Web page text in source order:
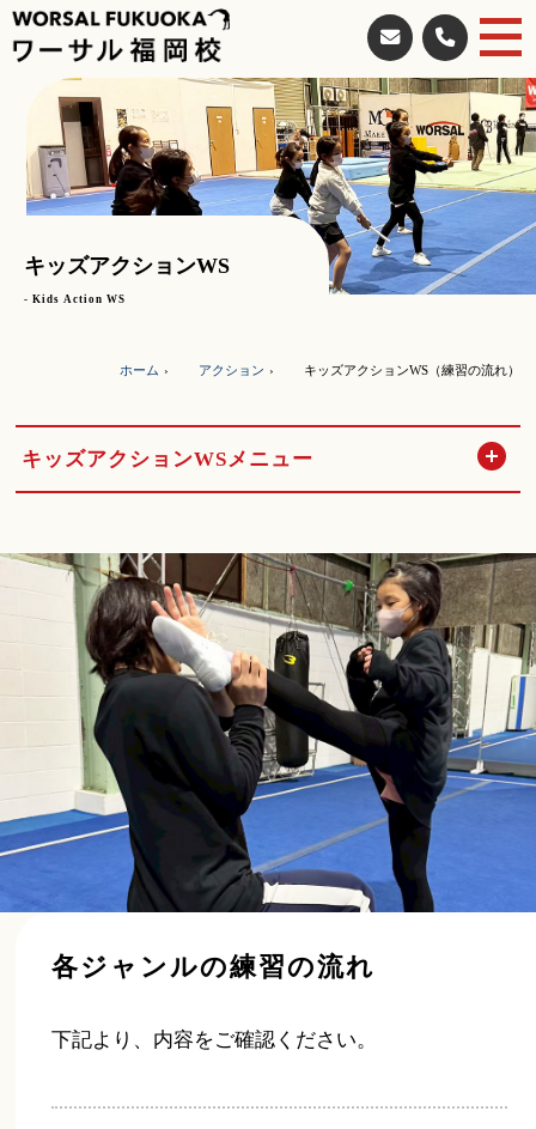
キッズアクションWS
- Kids Action WS
ホーム アクション キッズアクションWS（練習の流れ）
キッズアクションWSメニュー 開
各ジャンルの練習の流れ
下記より、内容をご確認ください。